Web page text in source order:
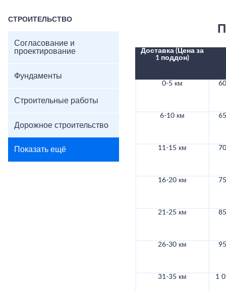
СТРОИТЕЛЬСТВО
Согласование и
проектирование
Фундаменты
Строительные работы
Дорожное строительство
Показать ещё
Доставка (Цена за
1 поддон)
0-5 км
6-10 км
11-15 км
16-20 км
21-25 км
26-30 км
31-35 км 1